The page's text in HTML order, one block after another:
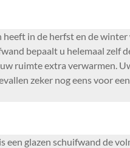
in de herfst en de
bepaalt u helemaal zelf
ruimte extra verwarmen.
zeker nog eens voor
een glazen schuifwand de